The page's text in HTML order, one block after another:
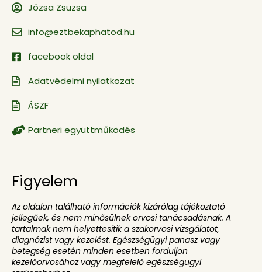
Józsa Zsuzsa
info@eztbekaphatod.hu
facebook oldal
Adatvédelmi nyilatkozat
ÁSZF
Partneri együttműködés
Figyelem
Az oldalon található információk kizárólag tájékoztató
jellegűek, és nem minősülnek orvosi tanácsadásnak. A
tartalmak nem helyettesítik a szakorvosi vizsgálatot,
diagnózist vagy kezelést. Egészségügyi panasz vagy
betegség esetén minden esetben forduljon
kezelőorvosához vagy megfelelő egészségügyi